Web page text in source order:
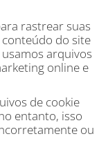
rastrear suas
do site
arquivos
online e
de cookie
entanto, isso
ou